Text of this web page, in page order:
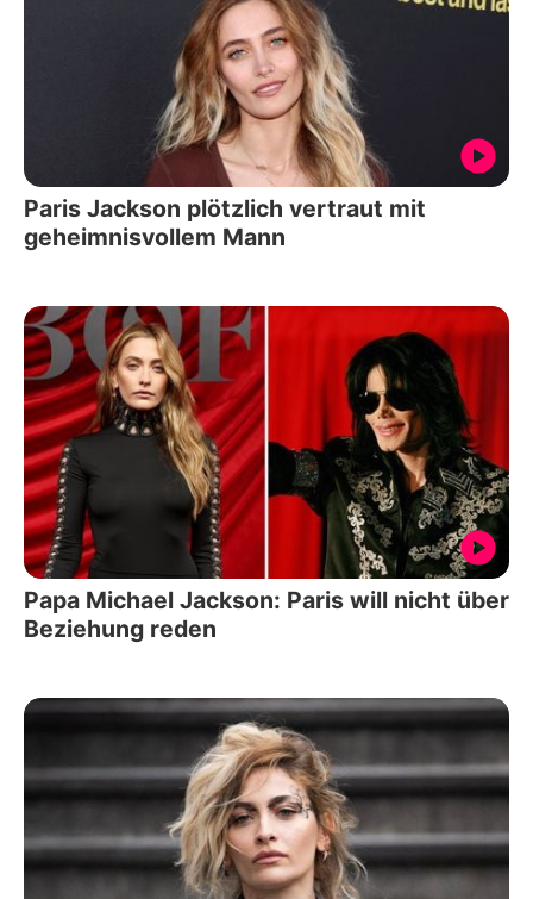
Paris Jackson plötzlich vertraut mit
geheimnisvollem Mann
Papa Michael Jackson: Paris will nicht über
Beziehung reden